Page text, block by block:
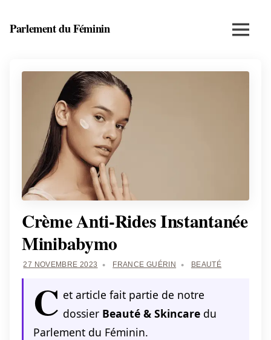
Parlement du Féminin
bien-
entrepreneuriat
Menu
Crème Anti-Rides Instantanée
Minibabymo
27 NOVEMBRE 2023 FRANCE GUÉRIN BEAUTÉ
C et article fait partie de notre
dossier Beauté & Skincaredu
Parlement du Féminin.